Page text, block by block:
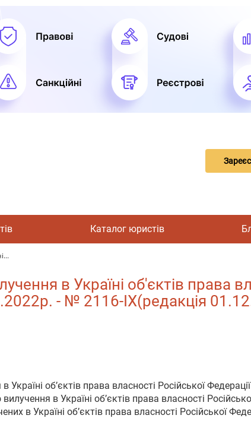
Каталог юристів
в Україні об'єктів права
- № 2116-IX(редакція
об’єктів права власності Російської Федерації
в Україні об’єктів права власності
в Україні об’єктів права власності Російської